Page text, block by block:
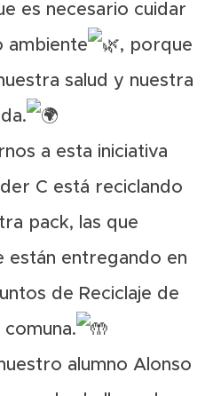
es necesario cuidar
ambiente
, porque
salud y nuestra
a esta iniciativa
C está reciclando
pack, las que
están entregando en
de Reciclaje de
alumno Alonso